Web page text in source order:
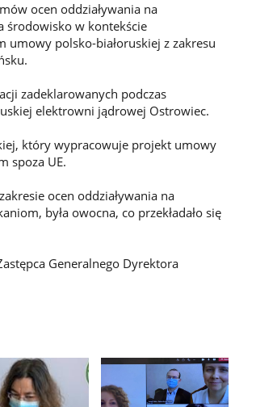
ocen oddziaływania na
środowisko w kontekście
polsko-białoruskiej z zakresu
zadeklarowanych podczas
elektrowni jądrowej Ostrowiec.
który wypracowuje projekt umowy
spoza UE.
ocen oddziaływania na
była owocna, co przekładało się
Generalnego Dyrektora